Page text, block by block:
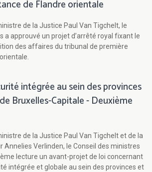
de Flandre orientale
de la Justice Paul Van Tigchelt, le
a approuvé un projet d’arrêté royal fixant le
des affaires du tribunal de première
intégrée au sein des provinces
Bruxelles-Capitale - Deuxième
de la Justice Paul Van Tigchelt et de la
Annelies Verlinden, le Conseil des ministres
lecture un avant-projet de loi concernant
intégrée et globale au sein des provinces et